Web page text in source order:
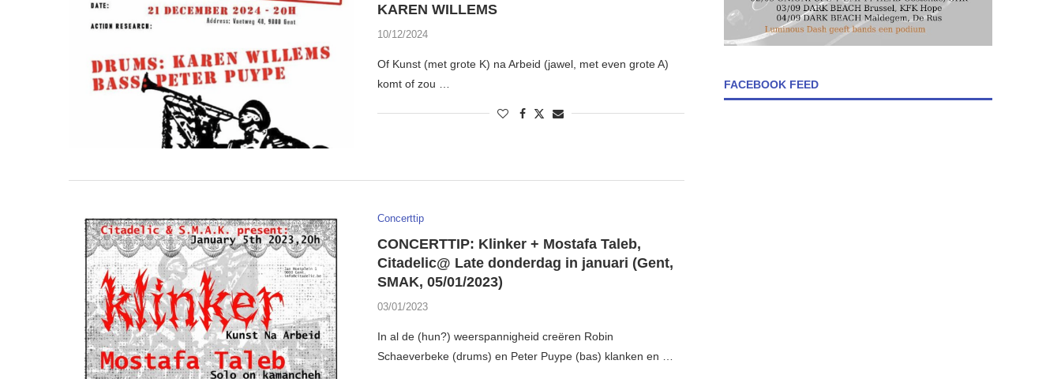
KAREN WILLEMS
10/12/2024
Of Kunst (met grote K) na Arbeid (jawel, met even grote A)
komt of zou …
Concerttip
CONCERTTIP: Klinker + Mostafa Taleb,
Citadelic@ Late donderdag in januari (Gent,
SMAK, 05/01/2023)
03/01/2023
In al de (hun?) weerspannigheid creëren Robin
Schaeverbeke (drums) en Peter Puype (bas) klanken en …
FACEBOOK FEED